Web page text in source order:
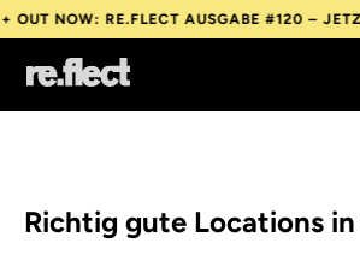
NOW: RE.FLECT AUSGABE #120 – JETZT
NOW: RE.FLECT AUSGABE #120 – JETZT
Richtig gute Locations